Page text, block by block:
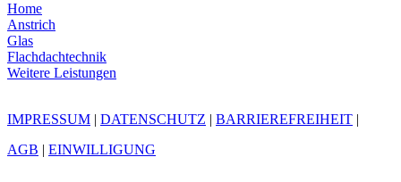
Home
Anstrich
Glas
Flachdachtechnik
Weitere Leistungen
IMPRESSUM | DATENSCHUTZ | BARRIEREFREIHEIT |
AGB | EINWILLIGUNG